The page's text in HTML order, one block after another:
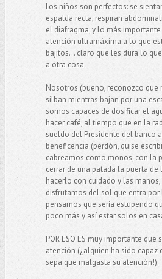
Los niños son perfectos: se
espalda recta; respiran
el diafragma; y lo más
atención ultramáxima a lo que
bajitos... claro que les dura lo
a otra cosa.
Nosotros (bueno, reconozco que
silban mientras bajan por una
somos capaces de dosificar el
hacer café, al tiempo que en la
sueldo del Presidente del banco
beneficencia (perdón, quise
cabreamos como monos; con la
cerrar de una patada la puerta
hacerlo con cuidado y las
disfrutamos del sol que entra
pensamos que sería estupendo
poco más y así estar solos en
POR ESO ES muy importante
atención (¿alguien ha sido capaz
sepa que malgasta su atención!).